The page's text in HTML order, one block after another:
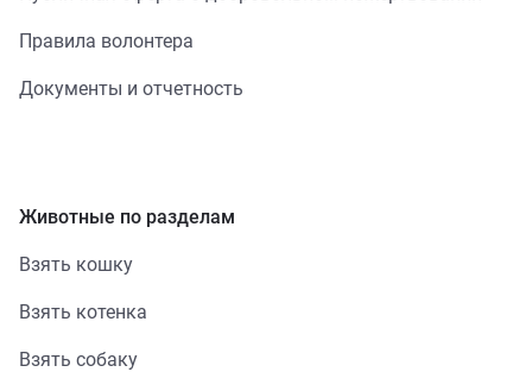
Правила волонтера
Документы и отчетность
Животные по разделам
Взять кошку
Взять котенка
Взять собаку